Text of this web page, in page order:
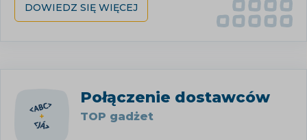
DOWIEDZ SIĘ WIĘCEJ
Połączenie dostawców
TOP gadżet